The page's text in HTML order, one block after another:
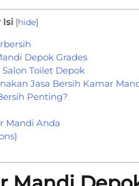
Isi [hide]
Depok Grades
Toilet Depok
Jasa Bersih Kamar
Penting?
Mandi Anda